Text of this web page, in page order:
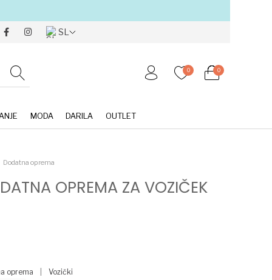
SL
0 0
MODA DARILA OUTLET
Dodatna oprema
OPREMA ZA VOZIČEK
oprema
Vozički